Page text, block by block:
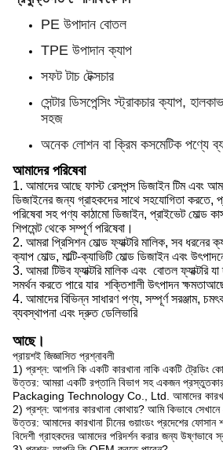
PE উপাদান বোতল
TPE উপাদান ক্যাপ
সফট টাচ টেক্সচার
সেন্টার ডিসপেন্সিং স্ট্রাকচার ক্যাপ,
সহজ
অনেক লোশন বা ক্রিম কসমেটিক পণ্যে
আমাদের পরিষেবা
1. আমাদের আছে ফাস্ট রেসপন্স ডিজাইন টিমএবং
ডিজাইনের জন্য গ্রাহকদের সাথে সহযোগিতা করতে,
পরিষেবা সহ পণ্য কাঠামো ডিজাইন, প্রাইভেট মোল্ড
শিপমেন্ট থেকে সম্পূর্ণ পরিষেবা।
2. আমরা প্রিসিশন মোল্ড ফ্যাক্টরি মালিক, সব ধরনের
ক্যাপ মোল্ড, মাল্টি-ক্যাভিটি মোল্ড ডিজাইন এবং
3. আমরা টিউব ফ্যাক্টরি মালিক এবং বোতল ফ্যাক্টরি
সমর্থন করতে পারেযার শক্তিশালী উৎপাদন ক্ষমতা
4. আমাদের বিভিন্ন সাধারণ পণ্য, সম্পূর্ণ সরঞ্জাম,
ব্যবস্থাপনা এবংদ্রুত ডেলিভারি
আছে।
প্রায়শই জিজ্ঞাসিত প্রশ্নাবলী
1) প্রশ্ন: আপনি কি একটি কারখানা নাকি একটি ট্রেডিং
উত্তর: আমরা একটি রপ্তানি বিভাগ সহ একজন
Packaging Technology Co., Ltd. আমাদের
2) প্রশ্ন: আপনার কারখানা কোথায়? আমি কিভাবে সেখানে
উত্তর: আমাদের কারখানা চীনের গুয়াংডং প্রদেশের
বিদেশী গ্রাহকদের আমাদের পরিদর্শন করার জন্য উষ্ণভাবে